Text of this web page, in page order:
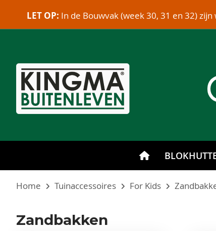
LET OP: In de Bouwvak (week 30, 31 en 32)
Home Tuinaccessoires For Kids
Zandbakken